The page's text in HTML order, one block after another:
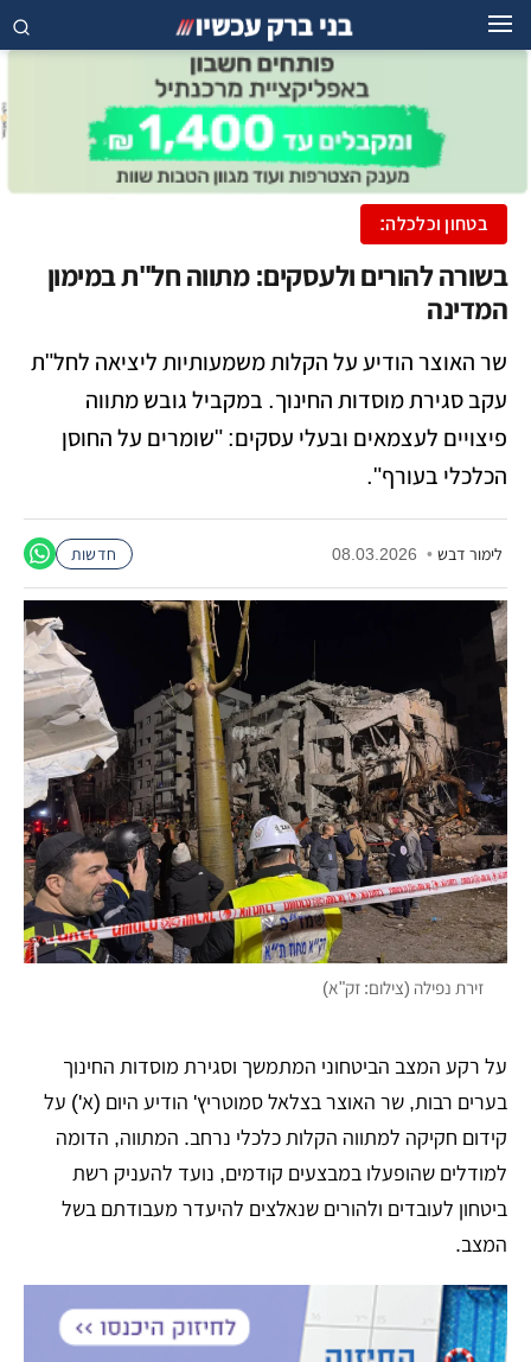
בטחון וכלכלה:
בשורה להורים ולעסקים: מתווה חל"ת במימון
המדינה
שר האוצר הודיע על הקלות משמעותיות ליציאה לחל"ת
עקב סגירת מוסדות החינוך. במקביל גובש מתווה
פיצויים לעצמאים ובעלי עסקים: "שומרים על החוסן
הכלכלי בעורף".
לימור דבש •
08.03.2026 חדשות
זירת נפילה (צילום: זק"א)
על רקע המצב הביטחוני המתמשך וסגירת מוסדות החינוך
בערים רבות, שר האוצר בצלאל סמוטריץ' הודיע היום (א') על
קידום חקיקה למתווה הקלות כלכלי נרחב. המתווה, הדומה
למודלים שהופעלו במבצעים קודמים, נועד להעניק רשת
ביטחון לעובדים ולהורים שנאלצים להיעדר מעבודתם בשל
המצב.